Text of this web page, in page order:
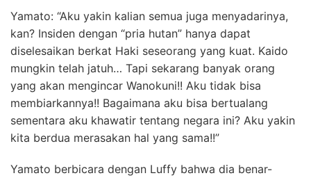
Yamato: “Aku yakin kalian semua juga menyadarinya,
kan? Insiden dengan “pria hutan” hanya dapat
diselesaikan berkat Haki seseorang yang kuat. Kaido
mungkin telah jatuh… Tapi sekarang banyak orang
yang akan mengincar Wanokuni!! Aku tidak bisa
membiarkannya!! Bagaimana aku bisa bertualang
sementara aku khawatir tentang negara ini? Aku yakin
kita berdua merasakan hal yang sama!!”
Yamato berbicara dengan Luffy bahwa dia benar-